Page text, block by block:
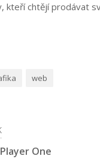
kteří chtějí prodávat
web
One